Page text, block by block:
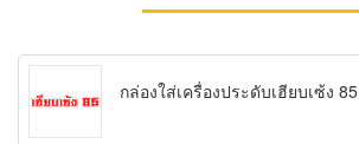
กล่องใส่เครื่องประดับเฮียบเซ้ง 85